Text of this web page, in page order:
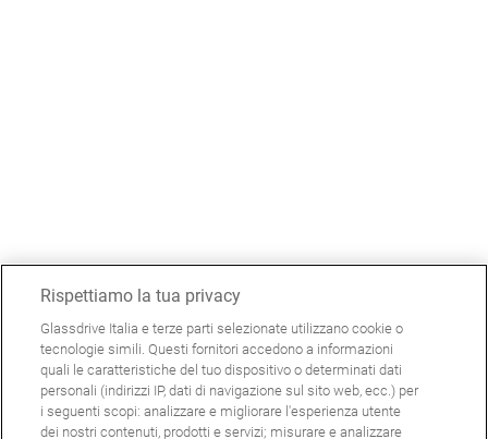
Rispettiamo la tua privacy
Glassdrive Italia e terze parti selezionate utilizzano cookie o
tecnologie simili. Questi fornitori accedono a informazioni
quali le caratteristiche del tuo dispositivo o determinati dati
personali (indirizzi IP, dati di navigazione sul sito web, ecc.) per
i seguenti scopi: analizzare e migliorare l'esperienza utente
dei nostri contenuti, prodotti e servizi; misurare e analizzare